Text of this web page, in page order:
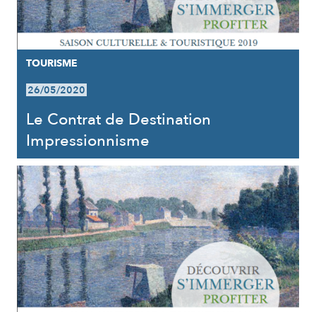
TOURISME
26/05/2020
Le Contrat de Destination
Impressionnisme